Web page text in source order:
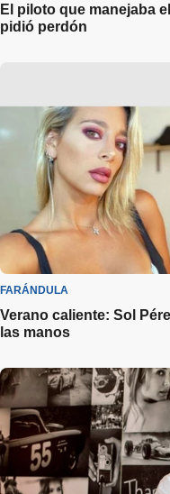
El piloto que manejaba
pidió perdón
FARÁNDULA
Verano caliente: Sol
las manos